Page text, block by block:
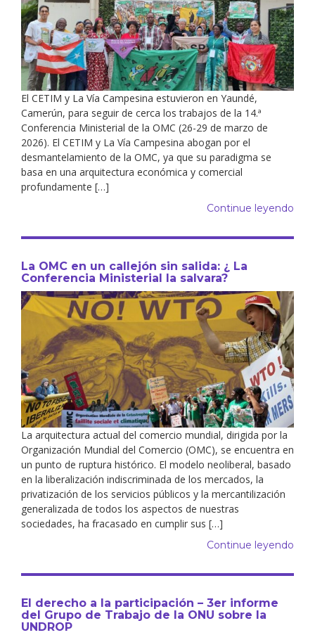
El CETIM y La Vía Campesina estuvieron en Yaundé,
Camerún, para seguir de cerca los trabajos de la 14.ª
Conferencia Ministerial de la OMC (26-29 de marzo de
2026). El CETIM y La Vía Campesina abogan por el
desmantelamiento de la OMC, ya que su paradigma se
basa en una arquitectura económica y comercial
profundamente […]
Continue leyendo
La OMC en un callejón sin salida: ¿ La
Conferencia Ministerial la salvara?
La arquitectura actual del comercio mundial, dirigida por la
Organización Mundial del Comercio (OMC), se encuentra en
un punto de ruptura histórico. El modelo neoliberal, basado
en la liberalización indiscriminada de los mercados, la
privatización de los servicios públicos y la mercantilización
generalizada de todos los aspectos de nuestras
sociedades, ha fracasado en cumplir sus […]
Continue leyendo
El derecho a la participación – 3er informe
del Grupo de Trabajo de la ONU sobre la
UNDROP